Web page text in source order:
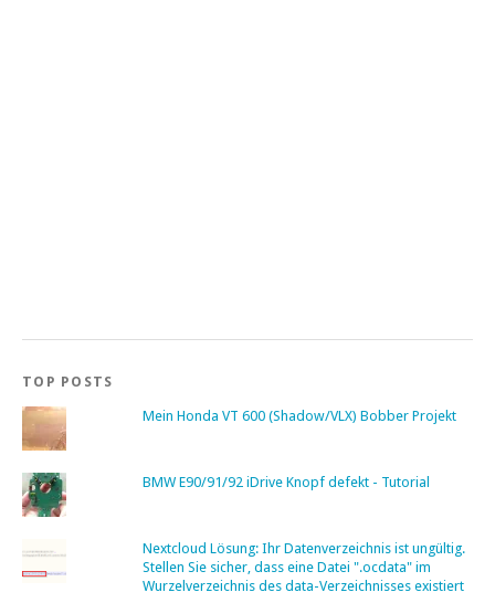
TOP POSTS
Mein Honda VT 600 (Shadow/VLX) Bobber Projekt
BMW E90/91/92 iDrive Knopf defekt - Tutorial
Nextcloud Lösung: Ihr Datenverzeichnis ist ungültig.
Stellen Sie sicher, dass eine Datei ".ocdata" im
Wurzelverzeichnis des data-Verzeichnisses existiert